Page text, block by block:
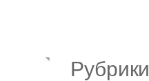
Рубрики